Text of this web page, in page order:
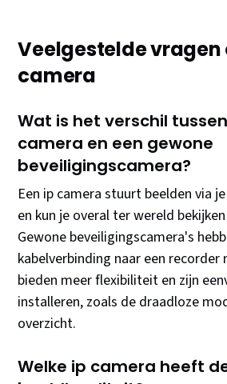
Veelgestelde vragen
camera
Wat is het verschil
camera en een gewone
beveiligingscamera?
Een ip camera stuurt beelden via
en kun je overal ter wereld
Gewone beveiligingscamera's
kabelverbinding naar een recorder
bieden meer flexibiliteit en zijn
installeren, zoals de draadloze
overzicht.
Welke ip camera heeft